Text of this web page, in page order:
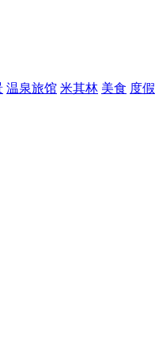
温泉旅馆 米其林 美食 度假